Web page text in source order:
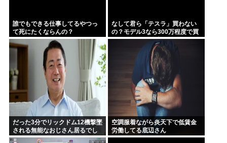
誰でもできる仕事してるやつっ
て死にたくならんの？
なして君ら「テスラ」買わない
の？モデル3なら300万程度で買
える.コスパ最強車がここにある
だった3分でリックドム12機撃墜
される無能なおじさん居るでし
ょ
空調服着ながら炎天下で低賃金
労働してる底辺さん